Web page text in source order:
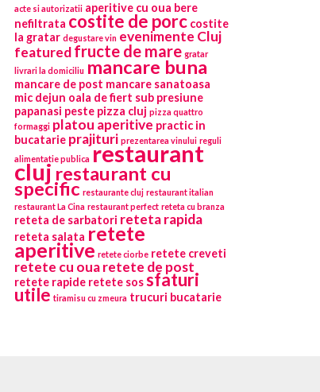
acte si autorizatii aperitive cu oua bere
nefiltrata costite de porc costite
la gratar degustare vin evenimente Cluj
featuredfructe de mare gratar
livrari la domiciliu mancare buna
mancare de post mancare sanatoasa
mic dejun oala de fiert sub presiune
papanasi peste pizza cluj pizza quattro
formaggi platou aperitive practic in
bucatarie prajituri prezentarea vinului reguli
alimentatie publica restaurant
clujrestaurant cu
specific restaurante cluj restaurant italian
restaurant La Cina restaurant perfect reteta cu branza
reteta de sarbatori reteta rapida
reteta salata retete
aperitive retete ciorbe retete creveti
retete cu ouaretete de post
retete rapide retete sossfaturi
utile tiramisu cu zmeura trucuri bucatarie